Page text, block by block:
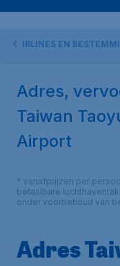
AIRLINES EN
Adres,
Taiwan
Airport
* vanafprijzen per
betaalbare
onder voorbehoud van
Adres